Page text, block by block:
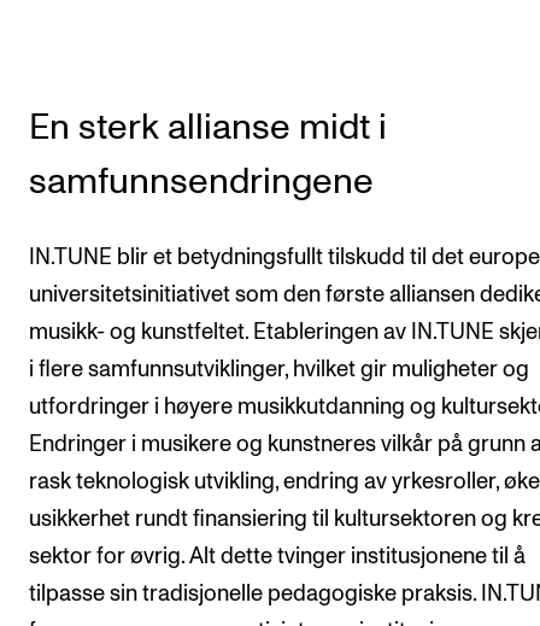
En sterk allianse midt i
samfunnsendringene
IN.TUNE blir et betydningsfullt tilskudd til det
universitetsinitiativet som den første alliansen
musikk- og kunstfeltet. Etableringen av IN.TUNE
i flere samfunnsutviklinger, hvilket gir muligheter og
utfordringer i høyere musikkutdanning og
Endringer i musikere og kunstneres vilkår på grunn
rask teknologisk utvikling, endring av yrkesroller,
usikkerhet rundt finansiering til kultursektoren og
sektor for øvrig. Alt dette tvinger institusjonene til å
tilpasse sin tradisjonelle pedagogiske praksis.